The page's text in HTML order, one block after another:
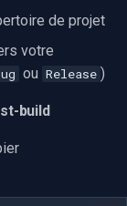
de projet
votre
ou Release )
build